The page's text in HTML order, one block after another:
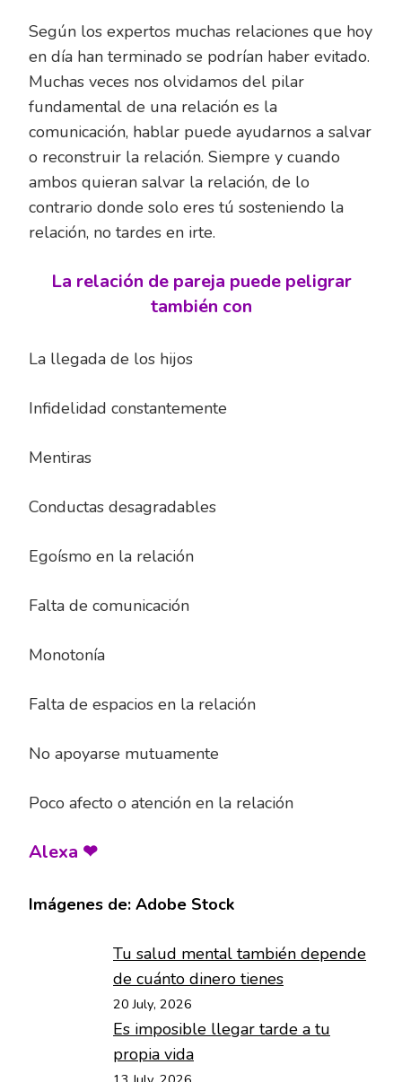
Según los expertos muchas relaciones que hoy
en día han terminado se podrían haber evitado.
Muchas veces nos olvidamos del pilar
fundamental de una relación es la
comunicación, hablar puede ayudarnos a salvar
o reconstruir la relación. Siempre y cuando
ambos quieran salvar la relación, de lo
contrario donde solo eres tú sosteniendo la
relación, no tardes en irte.
La relación de pareja puede peligrar
también con
La llegada de los hijos
Infidelidad constantemente
Mentiras
Conductas desagradables
Egoísmo en la relación
Falta de comunicación
Monotonía
Falta de espacios en la relación
No apoyarse mutuamente
Poco afecto o atención en la relación
Alexa ❤
Imágenes de: Adobe Stock
Tu salud mental también depende
de cuánto dinero tienes
20 July, 2026
Es imposible llegar tarde a tu
propia vida